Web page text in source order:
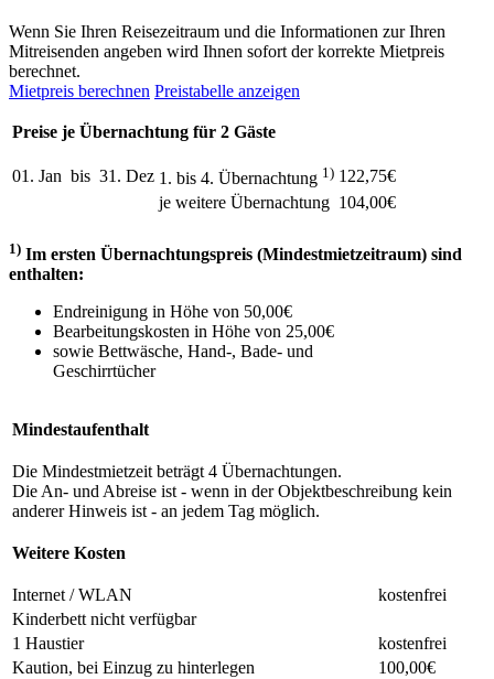
Wenn Sie Ihren Reisezeitraum und die Informationen zur Ihren
Mitreisenden angeben wird Ihnen sofort der korrekte Mietpreis
berechnet.
Mietpreis berechnen Preistabelle anzeigen
Preise je Übernachtung für 2 Gäste
01. Jan bis 31. Dez 1. bis 4. Übernachtung 1) 122,75€
je weitere Übernachtung 104,00€
1) Im ersten Übernachtungspreis (Mindestmietzeitraum) sind
enthalten:
Endreinigung in Höhe von 50,00€
Bearbeitungskosten in Höhe von 25,00€
sowie Bettwäsche, Hand-, Bade- und
Geschirrtücher
Mindestaufenthalt
Die Mindestmietzeit beträgt 4 Übernachtungen.
Die An- und Abreise ist - wenn in der Objektbeschreibung kein
anderer Hinweis ist - an jedem Tag möglich.
Weitere Kosten
Internet / WLAN
kostenfrei
Kinderbett nicht verfügbar
1 Haustier
kostenfrei
Kaution, bei Einzug zu hinterlegen
100,00€